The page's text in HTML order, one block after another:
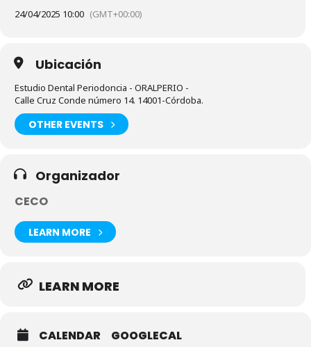
24/04/2025 10:00 (GMT+00:00)
Ubicación
Estudio Dental Periodoncia - ORALPERIO -
Calle Cruz Conde número 14. 14001-Córdoba.
OTHER EVENTS
Organizador
CECO
LEARN MORE
LEARN MORE
CALENDAR GOOGLECAL